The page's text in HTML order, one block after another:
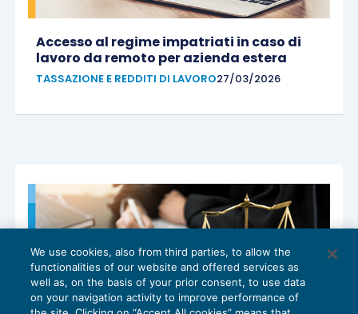
Accesso al regime impatriati in caso di
lavoro da remoto per azienda estera
TASSAZIONE E REDDITI DI LAVORO27/03/2026
We use cookies, also from third parties, to allow the
functionalities of our website and offered services as
well as, on the basis of your prior consent, to use data
on your navigation activity to improve performance of